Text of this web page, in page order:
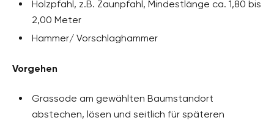
Holzpfahl, z.B. Zaunpfahl, Mindestlänge ca. 1,80 bis
2,00 Meter
Hammer/ Vorschlaghammer
Vorgehen
Grassode am gewählten Baumstandort
abstechen, lösen und seitlich für späteren